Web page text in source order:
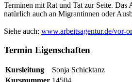
Terminen mit Rat und Tat zur Seite. Das
natürlich auch an Migrantinnen oder
Siehe auch: www.arbeitsagentur.de/vor-
Termin Eigenschaften
Kursleitung
Sonja Schicktanz